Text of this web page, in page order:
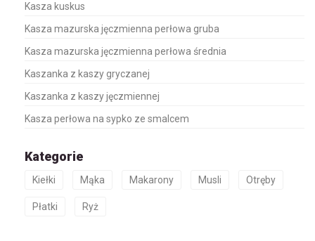
Kasza kuskus
Kasza mazurska jęczmienna perłowa gruba
Kasza mazurska jęczmienna perłowa średnia
Kaszanka z kaszy gryczanej
Kaszanka z kaszy jęczmiennej
Kasza perłowa na sypko ze smalcem
Kategorie
Kiełki Mąka Makarony Musli Otręby
Płatki Ryż